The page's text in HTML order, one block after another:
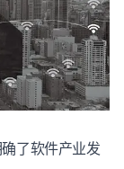
了软件产业发